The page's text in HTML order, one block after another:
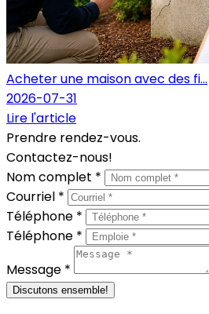
Acheter une maison avec des fi...
2026-07-31
Lire l'article
Prendre rendez-vous.
Contactez-nous!
Nom complet *
Courriel *
Téléphone *
Téléphone *
Message *
Discutons ensemble!